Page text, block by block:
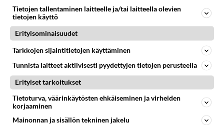
Takaisin ylös
LUETUIMMAT KESKUSTELUT
PÄIVÄ VIIKKO KUUKAUSI
Mitä tuot pöytään parisuhteessa?
Sinkut
2 km on nykyään liian pitkä koulumatka
64
Tietojen tallentaminen laitteelle ja/tai laitteella olevien
tietojen käyttö
Erityisominaisuudet
Tarkkojen sijaintitietojen käyttäminen
Tunnista laitteet aktiivisesti pyydettyjen tietojen perusteella
Erityiset tarkoitukset
Tietoturva, väärinkäytösten ehkäiseminen ja virheiden
korjaaminen
Mainonnan ja sisällön tekninen jakelu